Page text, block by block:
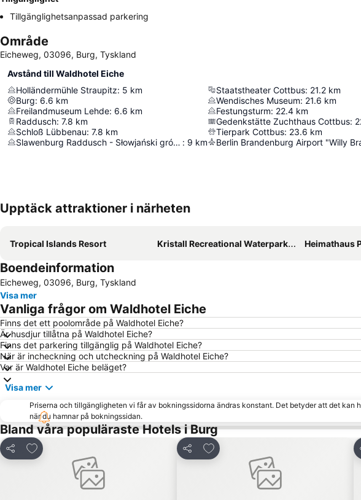
Tillgänglighetsanpassad parkering
Område
Eicheweg, 03096, Burg, Tyskland
Avstånd till Waldhotel Eiche
Holländermühle Straupitz: 5 km
Burg: 6.6 km
Freilandmuseum Lehde: 6.6 km
Raddusch: 7.8 km
Schloß Lübbenau: 7.8 km
Slawenburg Raddusch - Słowjański gród w Radušu : 9 km
Staatstheater Cottbus: 21.2 km
Wendisches Museum: 21.6 km
Festungsturm: 22.4 km
Gedenkstätte Zuchthaus Cottbus:
Tierpark Cottbus: 23.6 km
Upptäck attraktioner i närheten
Tropical Islands Resort Kristall Recreational Waterpark Lübbenau Heimathaus
Boendeinformation
Eicheweg, 03096, Burg, Tyskland
Visa mer
Vanliga frågor om Waldhotel Eiche
Finns det ett poolområde på Waldhotel Eiche?
Är husdjur tillåtna på Waldhotel Eiche?
Finns det parkering tillgänglig på Waldhotel Eiche?
När är incheckning och utcheckning på Waldhotel Eiche?
Var är Waldhotel Eiche beläget?
Visa mer
Priserna och tillgängligheten vi får av bokningssidorna ändras konstant. Det betyder att det kan
när du hamnar på bokningssidan.
Bland våra populäraste Hotels i Burg
Dela
Lägg till i Mina Favoriter
Dela
Lägg till i Mina Favoriter